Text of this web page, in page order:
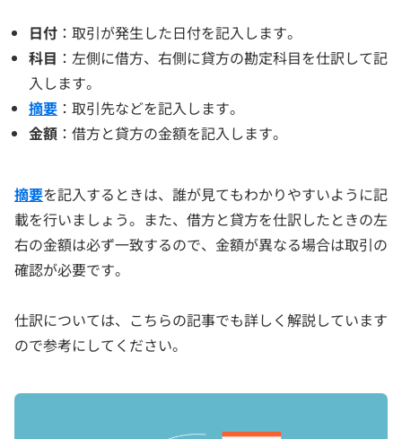
日付 ：取引が発生した日付を記入します。
科目 ：左側に借方、右側に貸方の勘定科目を仕訳して記
入します。
摘要 ：取引先などを記入します。
金額 ：借方と貸方の金額を記入します。
摘要を記入するときは、誰が見てもわかりやすいように記
載を行いましょう。また、借方と貸方を仕訳したときの左
右の金額は必ず一致するので、金額が異なる場合は取引の
確認が必要です。
仕訳については、こちらの記事でも詳しく解説しています
ので参考にしてください。